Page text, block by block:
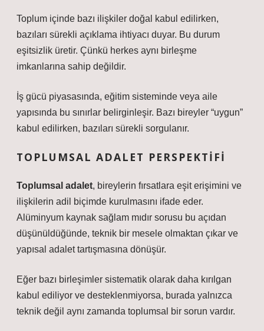
Toplum içinde bazı ilişkiler doğal kabul edilirken,
bazıları sürekli açıklama ihtiyacı duyar. Bu durum
eşitsizlik üretir. Çünkü herkes aynı birleşme
imkanlarına sahip değildir.
İş gücü piyasasında, eğitim sisteminde veya aile
yapısında bu sınırlar belirginleşir. Bazı bireyler “uygun”
kabul edilirken, bazıları sürekli sorgulanır.
TOPLUMSAL ADALET PERSPEKTIFI
Toplumsal adalet, bireylerin fırsatlara eşit erişimini ve
ilişkilerin adil biçimde kurulmasını ifade eder.
Alüminyum kaynak sağlam mıdır sorusu bu açıdan
düşünüldüğünde, teknik bir mesele olmaktan çıkar ve
yapısal adalet tartışmasına dönüşür.
Eğer bazı birleşimler sistematik olarak daha kırılgan
kabul ediliyor ve desteklenmiyorsa, burada yalnızca
teknik değil aynı zamanda toplumsal bir sorun vardır.